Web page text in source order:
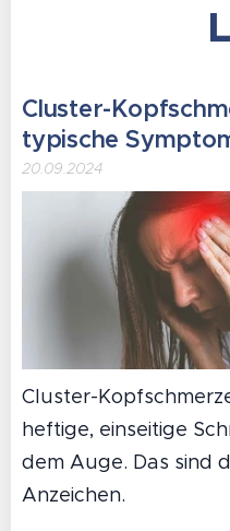
Cluster-
typische
20.09.2024
Cluster-
heftige, einseitige
dem Auge. Das sind
Anzeichen.